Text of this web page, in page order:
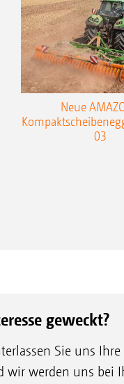
Neue
03
geweckt?
Sie uns
wir werden uns bei